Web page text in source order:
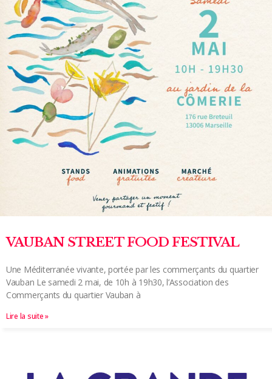
VAUBAN STREET FOOD FESTIVAL
Une Méditerranée vivante, portée par les commerçants du quartier
Vauban Le samedi 2 mai, de 10h à 19h30, l’Association des
Commerçants du quartier Vauban à
Lire la suite »